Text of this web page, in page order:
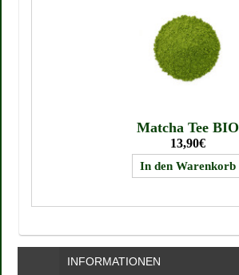
Matcha Tee BIO
13,90€
INFORMATIONEN